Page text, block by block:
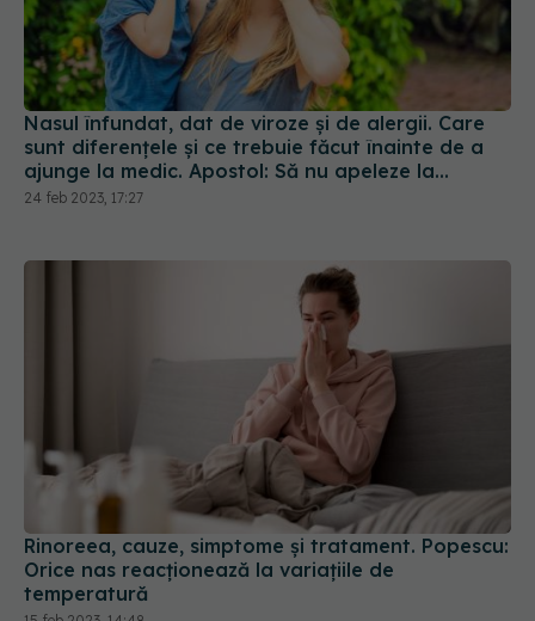
Nasul înfundat, dat de viroze și de alergii. Care
sunt diferențele și ce trebuie făcut înainte de a
ajunge la medic. Apostol: Să nu apeleze la
picăturile decongestionante
24 feb 2023, 17:27
Rinoreea, cauze, simptome și tratament. Popescu:
Orice nas reacționează la variațiile de
temperatură